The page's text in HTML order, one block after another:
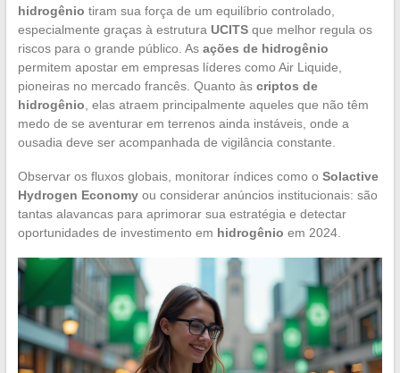
hidrogênio tiram sua força de um equilíbrio controlado,
especialmente graças à estrutura UCITSque melhor regula os
riscos para o grande público. As ações de hidrogênio
permitem apostar em empresas líderes como Air Liquide,
pioneiras no mercado francês. Quanto às criptos de
hidrogênio , elas atraem principalmente aqueles que não têm
medo de se aventurar em terrenos ainda instáveis, onde a
ousadia deve ser acompanhada de vigilância constante.
Observar os fluxos globais, monitorar índices como o Solactive
Hydrogen Economyou considerar anúncios institucionais: são
tantas alavancas para aprimorar sua estratégia e detectar
oportunidades de investimento em hidrogênio em 2024.